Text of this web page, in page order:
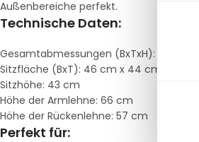
Außenbereiche perfekt.
Technische Daten:
Gesamtabmessungen (BxTxH): 55 cm x
Sitzfläche (BxT): 46 cm x 44 cm
Sitzhöhe: 43 cm
Höhe der Armlehne: 66 cm
Höhe der Rückenlehne: 57 cm
Perfekt für: